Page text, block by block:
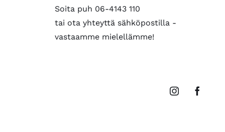
Soita puh 06-4143 110
tai ota yhteyttä sähköpostilla -
vastaamme mielellämme!
Instagram